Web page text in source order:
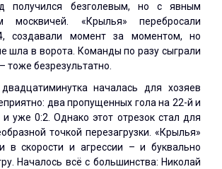
получился безголевым, но с явным
москвичей. «Крылья» перебросали
создавали момент за моментом, но
шла в ворота. Команды по разу сыграли
тоже безрезультатно.
началась для хозяев
два пропущенных гола на 22-й и
уже 0:2. Однако этот отрезок стал для
точкой перезагрузки. «Крылья»
в скорости и агрессии – и буквально
Началось всё с большинства: Николай